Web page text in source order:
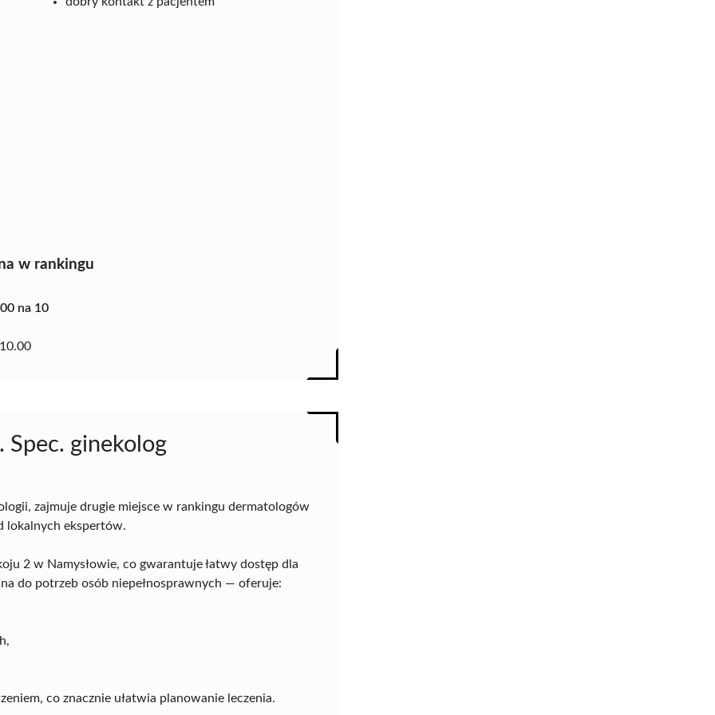
w rankingu
na 10
10.00
Spec. ginekolog
zajmuje drugie miejsce w rankingu dermatologów
lokalnych ekspertów.
2 w Namysłowie, co gwarantuje łatwy dostęp dla
do potrzeb osób niepełnosprawnych — oferuje:
co znacznie ułatwia planowanie leczenia.